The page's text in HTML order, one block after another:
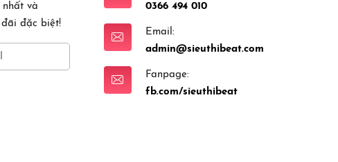
nhất và
đặc biệt!
0366 494 010
Email:
admin@sieuthibeat.com
Fanpage:
fb.com/sieuthibeat